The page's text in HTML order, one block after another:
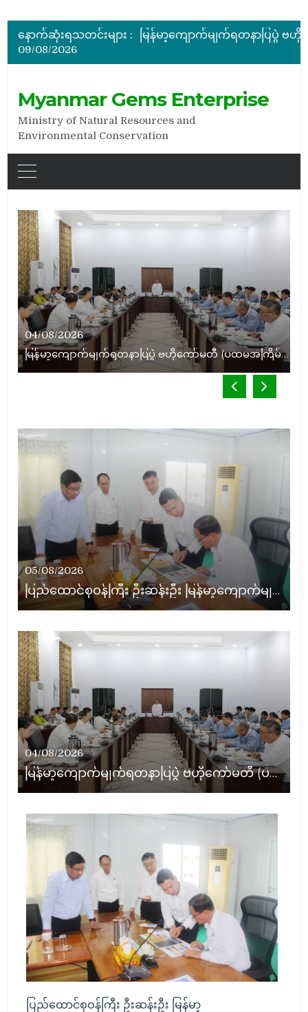
နောက်ဆုံးရသတင်းများ :
အိတ်ဖွင့်တင်ဒါခေါ်ယူခြင်း
09/08/2026
Myanmar Gems Enterprise
Ministry of Natural Resources and
Environmental Conservation
05/08/2026
ပြည်ထောင်စုဝန်ကြီး ဦးဆန်းဦး မြန်မာ့ကျောက်မျက်ရတနာပြတိုက် (နေပြည်တော်) အကြီးစားပြုပြင်နေမှုများအား ကြည့်ရှုစစ်ဆေး
04/08/2026
မြန်မာ့ကျောက်မျက်ရတနာပြပွဲ ဗဟိုကော်မတီ (ပထမအကြိမ်)အစည်းအဝေး ကျင်းပ
22/07/2026
ပြည်ထောင်စုဝန်ကြီး ဦးဆန်းဦး တရုတ်ပြည်သူ့သမ္မတနိုင်ငံ၊ ရွှေလီမြို့၊ ကျယ်ဂေါင်နယ်စပ်ကုန်သွယ်ရေးဇုန်တွင် မြန်မာ့ကျောက်မျက်ရတနာပြပွဲ တက်ရောက်ဖွင့်လှစ်
14/06/2026
နိုင်ငံတော်သမ္မတ ဦးမင်းအောင်လှိုင် မိုးကုတ်ရတနာမြေမှရှာဖွေတွေ့ရှိသည့် ထူးခြားလှပပြီး အရွယ်အစားကြီးမားသည့် နီလာအရိုင်းတုံးကြီးအားကြည့်ရှု
09/05/2026
ပြည်ထောင်စုဝန်ကြီး ဦးဆန်းဦး မြန်မာ့ကျောက်မျက်ရတနာပြတိုက် (နေပြည်တော်) အကြီးစားပြုပြင်တည်ဆောက်မှု ကြည့်ရှုစစ်ဆေး
05/08/2026
ပြည်ထောင်စုဝန်ကြီး ဦးဆန်းဦး မြန်မာ့ကျောက်မျက်ရတနာပြတိုက် (နေပြည်တော်) အကြီးစားပြုပြင်နေမှုများအား ကြည့်ရှုစစ်ဆေး
04/08/2026
မြန်မာ့ကျောက်မျက်ရတနာပြပွဲ ဗဟိုကော်မတီ (ပထမအကြိမ်)အစည်းအဝေး ကျင်းပ
ပြည်ထောင်စုဝန်ကြီး ဦးဆန်းဦး မြန်မာ့